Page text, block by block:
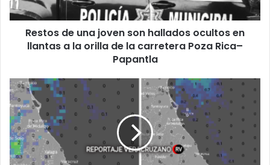
en
llantas
la
carretera
Poza
Rica–
Papantla
Restos de una joven son hallados ocultos en
llantas a la orilla de la carretera Poza Rica–
Papantla
Pronóstico
del
Clima
en
Veracruz:
Miércoles
17